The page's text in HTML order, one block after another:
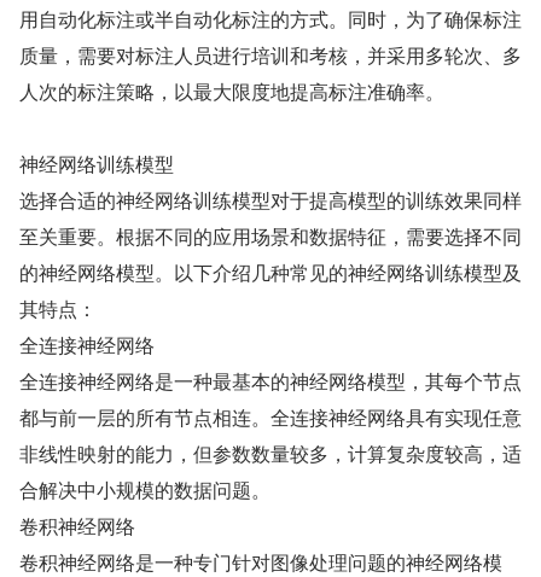
用自动化标注或半自动化标注的方式。同时，为了确保标注
质量，需要对标注人员进行培训和考核，并采用多轮次、多
人次的标注策略，以最大限度地提高标注准确率。
神经网络训练模型
选择合适的神经网络训练模型对于提高模型的训练效果同样
至关重要。根据不同的应用场景和数据特征，需要选择不同
的神经网络模型。以下介绍几种常见的神经网络训练模型及
其特点：
全连接神经网络
全连接神经网络是一种最基本的神经网络模型，其每个节点
都与前一层的所有节点相连。全连接神经网络具有实现任意
非线性映射的能力，但参数数量较多，计算复杂度较高，适
合解决中小规模的数据问题。
卷积神经网络
卷积神经网络是一种专门针对图像处理问题的神经网络模